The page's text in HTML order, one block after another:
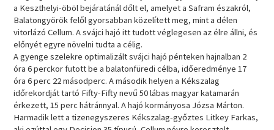
a Keszthelyi-öböl bejáratánál dőlt el, amelyet a Safram északról,
Balatongyörök felől gyorsabban közelített meg, mint a délen
vitorlázó Cellum. A svájci hajó itt tudott véglegesen az élre állni, és
előnyét egyre növelni tudta a célig.
A gyenge szelekre optimalizált svájci hajó pénteken hajnalban 2
óra 6 perckor futott be a balatonfüredi célba, időeredménye 17
óra 6 perc 22 másodperc. A második helyen a Kékszalag
időrekordját tartó Fifty-Fifty nevű 50 lábas magyar katamarán
érkezett, 15 perc hátránnyal. A hajó kormányosa Józsa Márton.
Harmadik lett a tizenegyszeres Kékszalag-győztes Litkey Farkas,